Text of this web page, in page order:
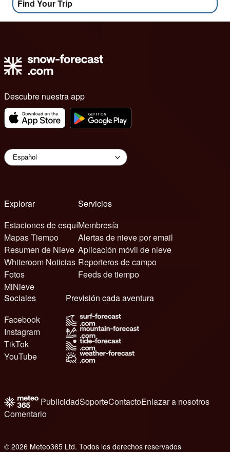
Find Your Trip
Descubre nuestra app
Explorar
Estaciones de esquí
Mapas Tiempo
Resumen de Nieve
Whiteroom Noticias
Fotos
MiNieve
Servicios
Membresía
Alertas de nieve por email
Aplicación móvil de nieve
Reporteros de campo
Feeds de tiempo
Sociales
Facebook
Instagram
TikTok
YouTube
Previsión cada aventura
PublicidadSoporteContactoEnlazar a nosotros
Comentario
© 2026 Meteo365 Ltd. Todos los derechos reservados